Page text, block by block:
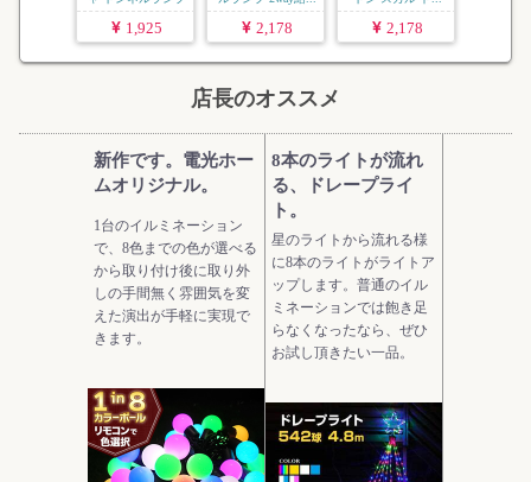
...
1,925 2,178 2,178
店長のオススメ
新作です。電光ホー
ムオリジナル。
1台のイルミネーション
で、8色までの色が選べる
から取り付け後に取り外
しの手間無く雰囲気を変
えた演出が手軽に実現で
きます。
8本のライトが流れ
る、ドレープライ
ト。
星のライトから流れる様
に8本のライトがライトア
ップします。普通のイル
ミネーションでは飽き足
らなくなったなら、ぜひ
お試し頂きたい一品。